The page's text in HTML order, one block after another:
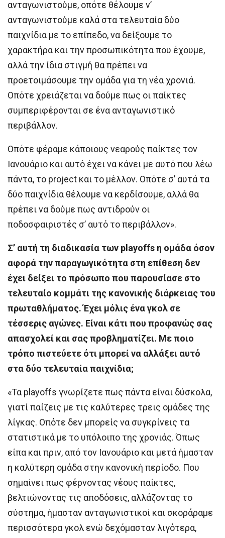
ανταγωνιστούμε, οπότε θέλουμε ν’
ανταγωνιστούμε καλά στα τελευταία δύο
παιχνίδια με το επίπεδο, να δείξουμε το
χαρακτήρα και την προσωπικότητα που έχουμε,
αλλά την ίδια στιγμή θα πρέπει να
προετοιμάσουμε την ομάδα για τη νέα χρονιά.
Οπότε χρειάζεται να δούμε πως οι παίκτες
συμπεριφέρονται σε ένα ανταγωνιστικό
περιβάλλον.
Οπότε φέραμε κάποιους νεαρούς παίκτες τον
Ιανουάριο και αυτό έχει να κάνει με αυτό που λέω
πάντα, το project και το μέλλον. Οπότε σ’ αυτά τα
δύο παιχνίδια θέλουμε να κερδίσουμε, αλλά θα
πρέπει να δούμε πως αντιδρούν οι
ποδοσφαιριστές σ’ αυτό το περιβάλλον».
Σ’ αυτή τη διαδικασία των playoffs η ομάδα όσον
αφορά την παραγωγικότητα στη επίθεση δεν
έχει δείξει το πρόσωπο που παρουσίασε στο
τελευταίο κομμάτι της κανονικής διάρκειας του
πρωταθλήματος. Έχει μόλις ένα γκολ σε
τέσσερις αγώνες. Είναι κάτι που προφανώς σας
απασχολεί και σας προβληματίζει. Με ποιο
τρόπο πιστεύετε ότι μπορεί να αλλάξει αυτό
στα δύο τελευταία παιχνίδια;
«Τα playoffs γνωρίζετε πως πάντα είναι δύσκολα,
γιατί παίζεις με τις καλύτερες τρεις ομάδες της
λίγκας. Οπότε δεν μπορείς να συγκρίνεις τα
στατιστικά με το υπόλοιπο της χρονιάς. Όπως
είπα και πριν, από τον Ιανουάριο και μετά ήμασταν
η καλύτερη ομάδα στην κανονική περίοδο. Που
σημαίνει πως φέρνοντας νέους παίκτες,
βελτιώνοντας τις αποδόσεις, αλλάζοντας το
σύστημα, ήμασταν ανταγωνιστικοί και σκοράραμε
περισσότερα γκολ ενώ δεχόμασταν λιγότερα,